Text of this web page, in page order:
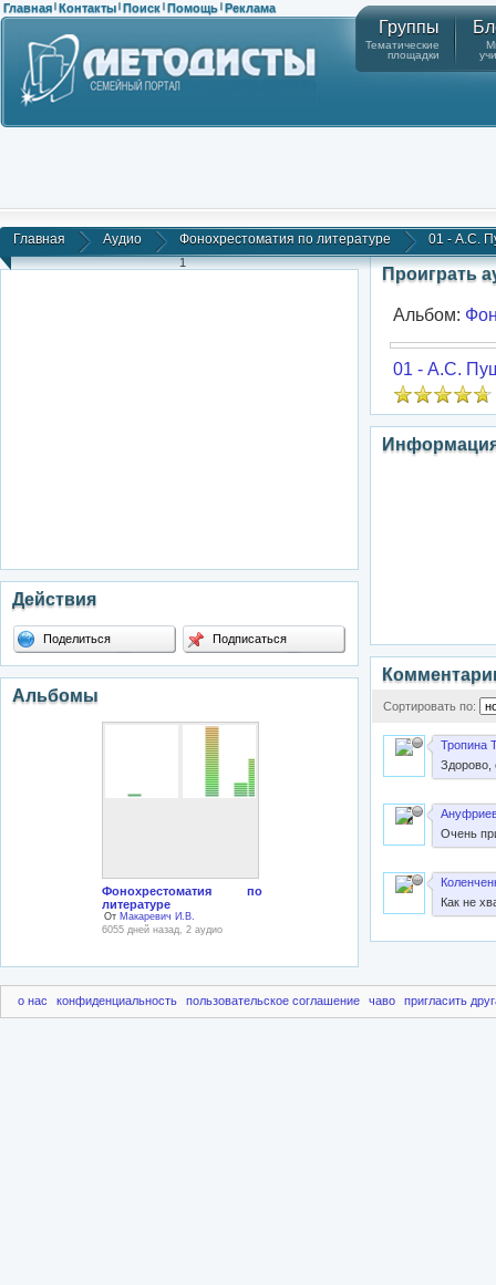
Главная | Контакты | Поиск | Помощь | Реклама
Группы
Тематические
площадки
Главная Аудио Фонохрестоматия по литературе 01 - А.С.
1
Действия
Поделиться Подписаться
Альбомы
Фонохрестоматия по
литературе
От Макаревич И.В.
6055 дней назад, 2 аудио
Проиграть
Альбом:
01 - А.С.
Сортировать по:
Тропина
Здорово,
Очень
Как не
о нас конфиденциальность пользовательское соглашение чаво пригласить